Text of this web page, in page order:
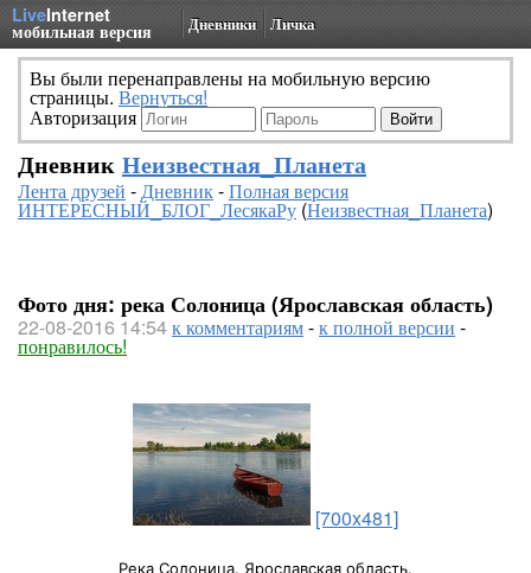
LiveInternet
мобильная версия Дневники Личка
Вы были перенаправлены на мобильную версию
страницы. Вернуться!
Авторизация
Дневник Неизвестная_Планета
Лента друзей -Дневник-Полная версия
ИНТЕРЕСНЫЙ_БЛОГ_ЛесякаРу(Неизвестная_Планета)
Фото дня: река Солоница (Ярославская область)
22-08-2016 14:54к комментариям-к полной версии -
понравилось!
[700x481]
Река Солоница. Ярославская область.